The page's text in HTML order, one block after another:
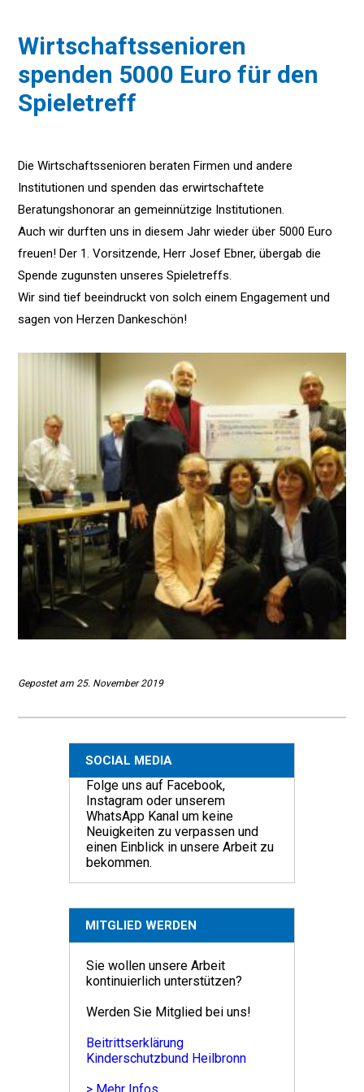
Wirtschaftssenioren
spenden 5000 Euro für den
Spieletreff
Die Wirtschaftssenioren beraten Firmen und andere
Institutionen und spenden das erwirtschaftete
Beratungshonorar an gemeinnützige Institutionen.
Auch wir durften uns in diesem Jahr wieder über 5000 Euro
freuen! Der 1. Vorsitzende, Herr Josef Ebner, übergab die
Spende zugunsten unseres Spieletreffs.
Wir sind tief beeindruckt von solch einem Engagement und
sagen von Herzen Dankeschön!
Gepostet am 25. November 2019
SOCIAL MEDIA
Folge uns auf Facebook,
Instagram oder unserem
WhatsApp Kanal um keine
Neuigkeiten zu verpassen und
einen Einblick in unsere Arbeit zu
bekommen.
MITGLIED WERDEN
Sie wollen unsere Arbeit
kontinuierlich unterstützen?
Werden Sie Mitglied bei uns!
Beitrittserklärung
Kinderschutzbund Heilbronn